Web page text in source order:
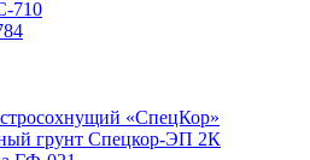
710
«СпецКор»
грунт Спецкор-ЭП 2К